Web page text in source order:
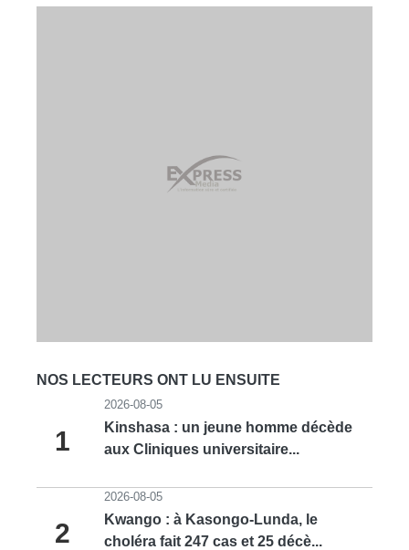
NOS LECTEURS ONT LU ENSUITE
1
2026-08-05
Kinshasa : un jeune homme décède
aux Cliniques universitaire...
2
2026-08-05
Kwango : à Kasongo-Lunda, le
choléra fait 247 cas et 25 décè...